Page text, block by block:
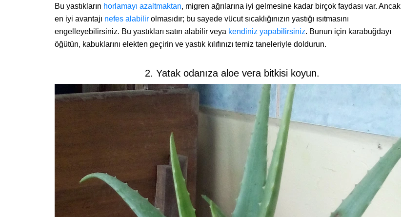
Bu yastıkların horlamayı azaltmaktan, migren ağrılarına iyi gelmesine kadar birçok faydası var. Ancak
en iyi avantajı nefes alabilir olmasıdır; bu sayede vücut sıcaklığınızın yastığı ısıtmasını
engelleyebilirsiniz. Bu yastıkları satın alabilir veya kendiniz yapabilirsiniz. Bunun için karabuğdayı
öğütün, kabuklarını elekten geçirin ve yastık kılıfınızı temiz taneleriyle doldurun.
2. Yatak odanıza aloe vera bitkisi koyun.